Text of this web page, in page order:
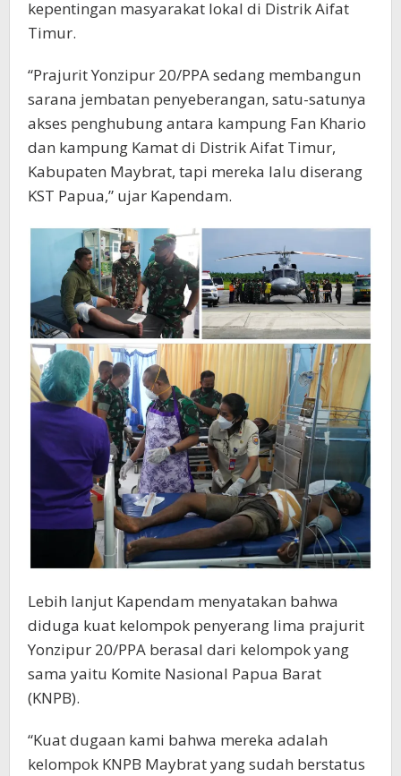
kepentingan masyarakat lokal di Distrik Aifat
Timur.
“Prajurit Yonzipur 20/PPA sedang membangun
sarana jembatan penyeberangan, satu-satunya
akses penghubung antara kampung Fan Khario
dan kampung Kamat di Distrik Aifat Timur,
Kabupaten Maybrat, tapi mereka lalu diserang
KST Papua,” ujar Kapendam.
Lebih lanjut Kapendam menyatakan bahwa
diduga kuat kelompok penyerang lima prajurit
Yonzipur 20/PPA berasal dari kelompok yang
sama yaitu Komite Nasional Papua Barat
(KNPB).
“Kuat dugaan kami bahwa mereka adalah
kelompok KNPB Maybrat yang sudah berstatus